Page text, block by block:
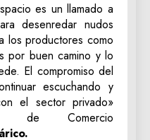
es un llamado a
desenredar nudos
los productores como
por buen camino y lo
El compromiso del
escuchando y
el sector privado»
de Comercio